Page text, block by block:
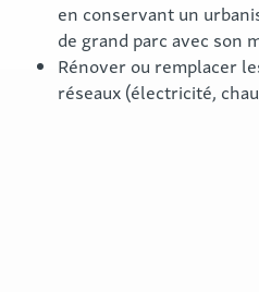
en conservant un
de grand parc avec son
Rénover ou remplacer
réseaux (électricité,